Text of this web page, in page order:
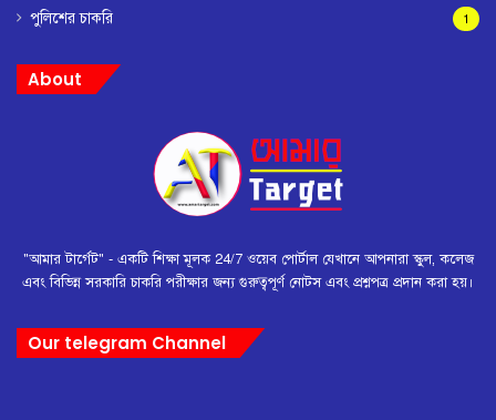
পুলিশের চাকরি 1
About
"আমার টার্গেট" - একটি শিক্ষা মূলক 24/7 ওয়েব পোর্টাল যেখানে আপনারা স্কুল, কলেজ
এবং বিভিন্ন সরকারি চাকরি পরীক্ষার জন্য গুরুত্বপূর্ণ নোটস এবং প্রশ্নপত্র প্রদান করা হয়।
Our telegram Channel